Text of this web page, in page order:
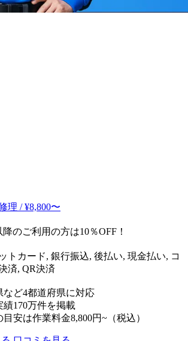
理 / ¥8,800〜
降のご利用の方は10％OFF！
トカード, 銀行振込, 後払い, 現金払い, コ
済, QR決済
など4都道府県に対応
績170万件を掲載
目安は作業料金8,800円~（税込）